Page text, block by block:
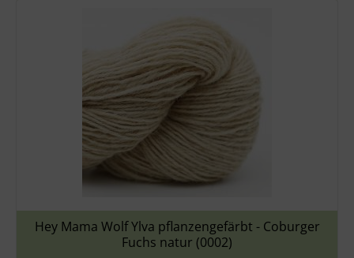
Hey Mama Wolf Ylva pflanzengefärbt - Coburger
Fuchs natur (0002)